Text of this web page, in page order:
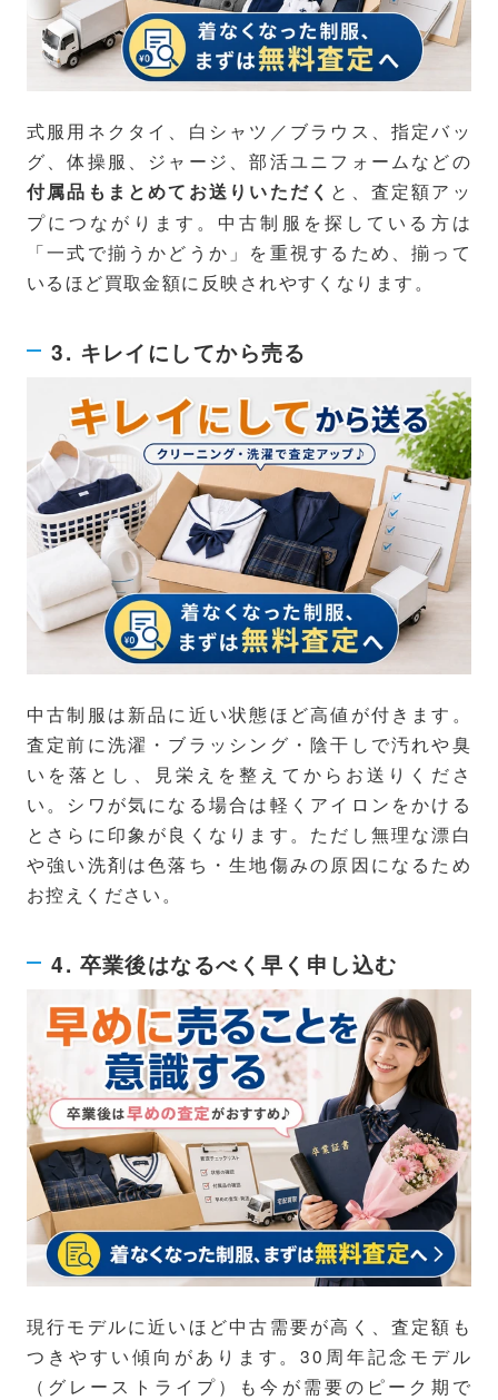
式服用ネクタイ、白シャツ／ブラウス、指定バッ
グ、体操服、ジャージ、部活ユニフォームなどの
付属品もまとめてお送りいただく と、査定額アッ
プにつながります。中古制服を探している方は
「一式で揃うかどうか」を重視するため、揃って
いるほど買取金額に反映されやすくなります。
3. キレイにしてから売る
中古制服は新品に近い状態ほど高値が付きます。
査定前に洗濯・ブラッシング・陰干しで汚れや臭
いを落とし、見栄えを整えてからお送りくださ
い。シワが気になる場合は軽くアイロンをかける
とさらに印象が良くなります。ただし無理な漂白
や強い洗剤は色落ち・生地傷みの原因になるため
お控えください。
4. 卒業後はなるべく早く申し込む
現行モデルに近いほど中古需要が高く、査定額も
つきやすい傾向があります。30周年記念モデル
（グレーストライプ）も今が需要のピーク期で